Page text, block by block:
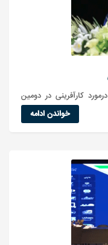
کارآفرینی در دومین
خواندن ادامه